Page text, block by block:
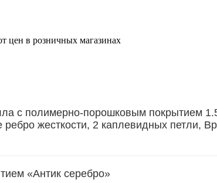
цен в розничных магазинах
с полимерно-порошковым покрытием
жесткости, 2 каплевидных петли,
«Антик серебро»